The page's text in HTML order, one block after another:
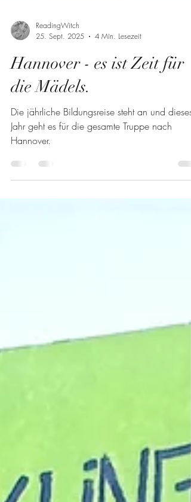
25. Sept. 2025
4 Min. Lesezeit
Hannover - es ist Zeit für
die Mädels.
Die jährliche Bildungsreise steht an und dieses
Jahr geht es für die gesamte Truppe nach